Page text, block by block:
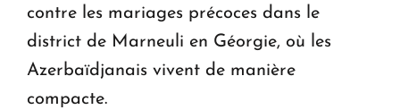
contre les mariages précoces dans le
district de Marneuli en Géorgie, où les
Azerbaïdjanais vivent de manière
compacte.